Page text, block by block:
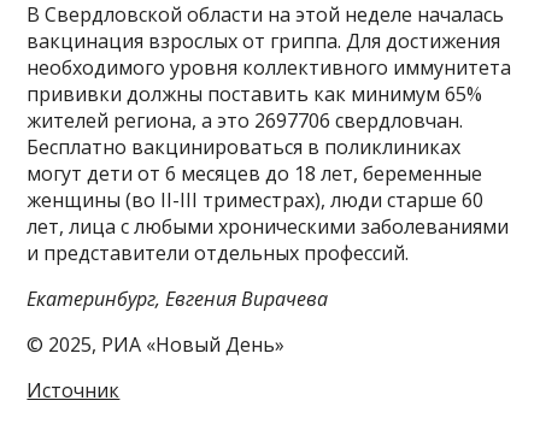
В Свердловской области на этой неделе началась
вакцинация взрослых от гриппа. Для достижения
необходимого уровня коллективного иммунитета
прививки должны поставить как минимум 65%
жителей региона, а это 2697706 свердловчан.
Бесплатно вакцинироваться в поликлиниках
могут дети от 6 месяцев до 18 лет, беременные
женщины (во II-III триместрах), люди старше 60
лет, лица с любыми хроническими заболеваниями
и представители отдельных профессий.
Екатеринбург, Евгения Вирачева
© 2025, РИА «Новый День»
Источник